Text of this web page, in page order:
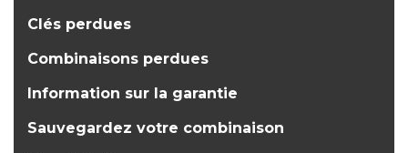
Clés perdues
Combinaisons perdues
Information sur la garantie
Sauvegardez votre combinaison